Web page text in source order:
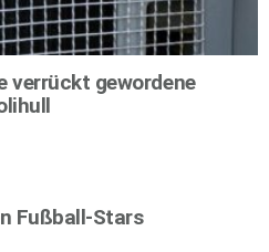
verrückt gewordene
Fußball-Stars